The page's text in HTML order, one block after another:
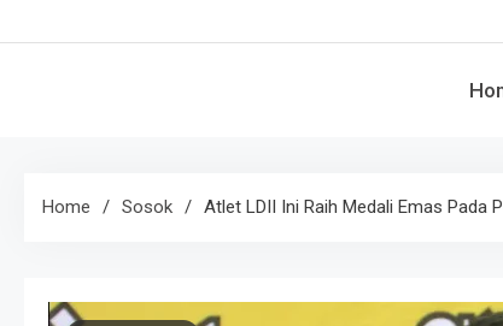
Home Sosok Atlet LDII Ini Raih Medali Emas Pada